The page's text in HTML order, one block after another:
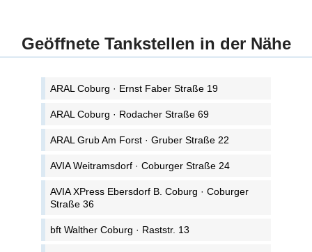
Geöffnete Tankstellen in der Nähe
ARAL Coburg · Ernst Faber Straße 19
ARAL Coburg · Rodacher Straße 69
ARAL Grub Am Forst · Gruber Straße 22
AVIA Weitramsdorf · Coburger Straße 24
AVIA XPress Ebersdorf B. Coburg · Coburger
Straße 36
bft Walther Coburg · Raststr. 13